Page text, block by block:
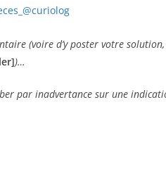
(voire d’y poster votre solution,
)…
par inadvertance sur une